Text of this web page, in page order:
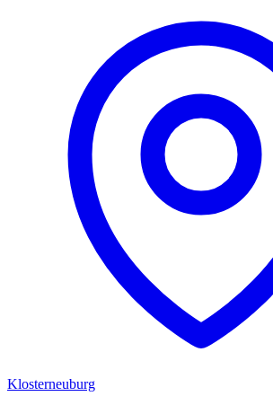
Klosterneuburg